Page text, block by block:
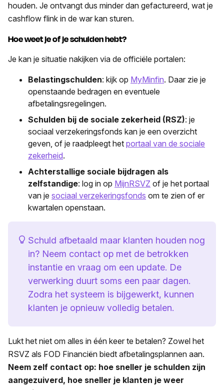
houden. Je ontvangt dus minder dan gefactureerd, wat je
cashflow flink in de war kan sturen.
Hoe weet je of je schulden hebt?
Je kan je situatie nakijken via de officiële portalen:
Belastingschulden: kijk op MyMinfin. Daar zie je
openstaande bedragen en eventuele
afbetalingsregelingen.
Schulden bij de sociale zekerheid (RSZ): je
sociaal verzekeringsfonds kan je een overzicht
geven, of je raadpleegt het portaal van de sociale
zekerheid.
Achterstallige sociale bijdragen als
zelfstandige: log in op MijnRSVZ of je het portaal
van je sociaal verzekeringsfonds om te zien of er
kwartalen openstaan.
Schuld afbetaald maar klanten houden nog
in? Neem contact op met de betrokken
instantie en vraag om een update. De
verwerking duurt soms een paar dagen.
Zodra het systeem is bijgewerkt, kunnen
klanten je opnieuw volledig betalen.
Lukt het niet om alles in één keer te betalen? Zowel het
RSVZ als FOD Financiën biedt afbetalingsplannen aan.
Neem zelf contact op: hoe sneller je schulden zijn
aangezuiverd, hoe sneller je klanten je weer